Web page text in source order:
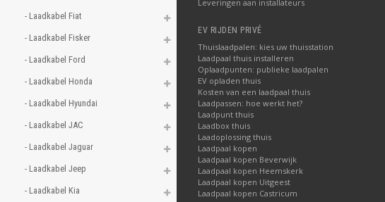
- Laadkabel Fiat
- Laadkabel Fisker
- Laadkabel Ford
- Laadkabel Honda
- Laadkabel Hyundai
- Laadkabel JAC
- Laadkabel Jaguar
- Laadkabel Jeep
- Laadkabel Kia
Leveringen aan installateurs
EV RIJDEN PRIVÉ
Thuislaadpalen: kies uw thuisstation
Laadpaal thuis installeren
Oplaadpunten: publieke laadpalen
EV opladen thuis
Kosten van een laadpaal thuis
Laadpassen: hoe werkt het?
Laadpunt thuis
Laadbox thuis
Laadoplossing thuis
Laadpaal kopen
Laadpaal kopen Beverwijk
Laadpaal kopen Heemskerk
Laadpaal kopen Uitgeest
Laadpaal kopen Castricum